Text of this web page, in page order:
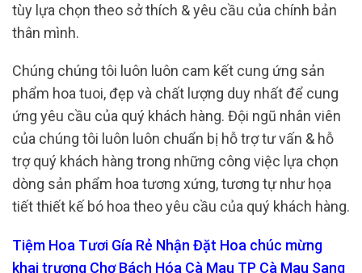
tùy lựa chọn theo sở thích & yêu cầu của chính bản
thân mình.
Chúng chúng tôi luôn luôn cam kết cung ứng sản
phẩm hoa tuoi, đẹp và chất lượng duy nhất để cung
ứng yêu cầu của quý khách hàng. Đội ngũ nhân viên
của chúng tôi luôn luôn chuẩn bị hỗ trợ tư vấn & hỗ
trợ quý khách hàng trong những công việc lựa chọn
dòng sản phẩm hoa tương xứng, tương tự như họa
tiết thiết kế bó hoa theo yêu cầu của quý khách hàng.
Tiệm Hoa Tươi Gía Rẻ Nhận Đặt Hoa chúc mừng
khai trương Chợ Bách Hóa Cà Mau TP Cà Mau Sang